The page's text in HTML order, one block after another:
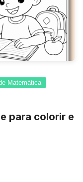
Matemática
para colorir e